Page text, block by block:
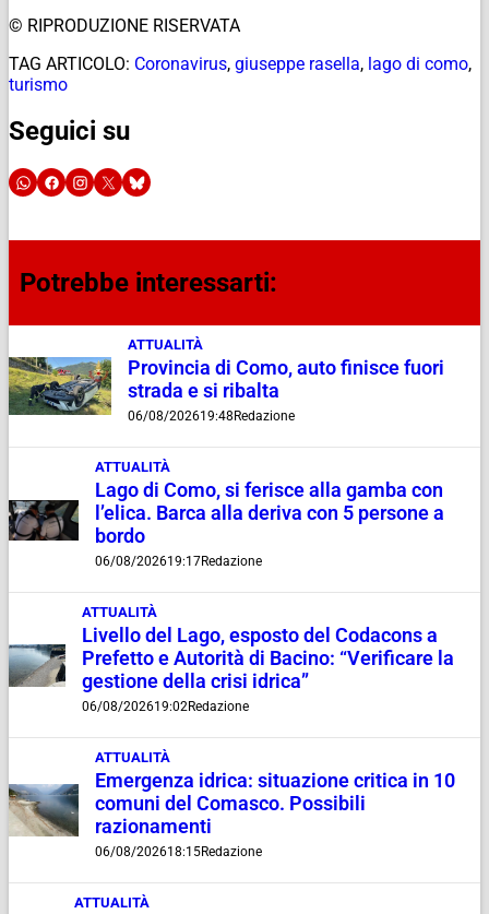
© RIPRODUZIONE RISERVATA
TAG ARTICOLO: Coronavirus, giuseppe rasella, lago di como,
turismo
Seguici su
Potrebbe interessarti:
ATTUALITÀ
Provincia di Como, auto finisce fuori
strada e si ribalta
06/08/202619:48 Redazione
ATTUALITÀ
Lago di Como, si ferisce alla gamba con
l’elica. Barca alla deriva con 5 persone a
bordo
06/08/202619:17Redazione
ATTUALITÀ
Livello del Lago, esposto del Codacons a
Prefetto e Autorità di Bacino: “Verificare la
gestione della crisi idrica”
06/08/202619:02Redazione
ATTUALITÀ
Emergenza idrica: situazione critica in 10
comuni del Comasco. Possibili
razionamenti
06/08/202618:15Redazione
ATTUALITÀ